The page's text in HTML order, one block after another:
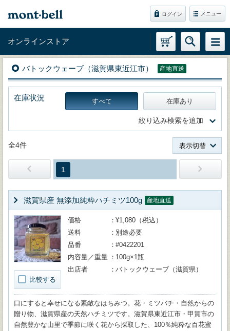
ログイン メニュー
オンラインストア
バトックウェーブ（滋賀県東近江市） 産地直送
在庫状況 すべて 在庫あり
絞り込み検索を追加
全4件 表示切替
1
滋賀県産 無添加純粋ハチミツ100g 産地直送
比較する
価格
¥1,080（税込）
送料
別途必要
品番
#0422201
内容量／重量
100g×1瓶
出店者
バトックウェーブ（滋賀県）
口にすると幸せになる素敵なはちみつ。花・ミツバチ・自然からの
贈り物、滋賀県産の天然ハチミツです。滋賀県東近江市・甲賀市の
自然豊かな山里で季節に咲く花から採取した、100％純粋な百花蜜